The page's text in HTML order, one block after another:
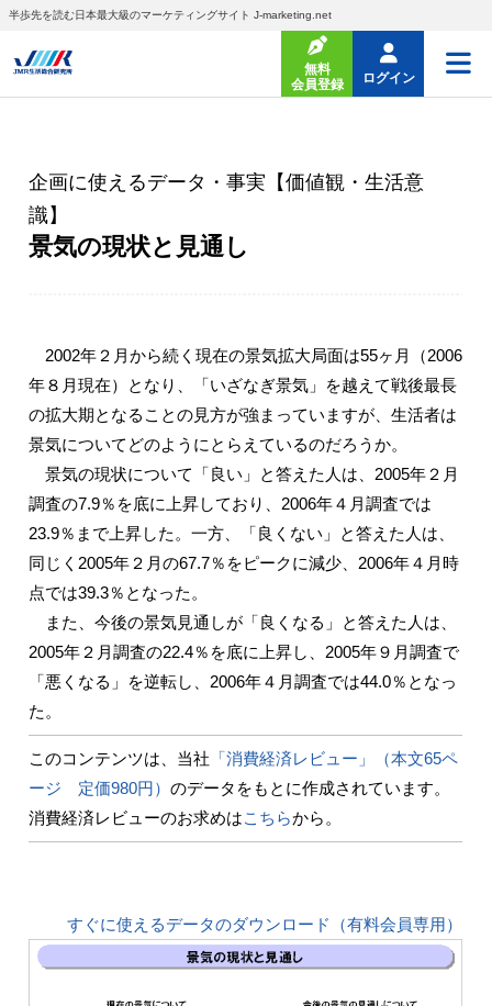
半歩先を読む日本最大級のマーケティングサイト J-marketing.net
無料
会員登録
ログイン
企画に使えるデータ・事実【価値観・生活意
識】
景気の現状と見通し
2002年２月から続く現在の景気拡大局面は55ヶ月（2006
年８月現在）となり、「いざなぎ景気」を越えて戦後最長
の拡大期となることの見方が強まっていますが、生活者は
景気についてどのようにとらえているのだろうか。
景気の現状について「良い」と答えた人は、2005年２月
調査の7.9％を底に上昇しており、2006年４月調査では
23.9％まで上昇した。一方、「良くない」と答えた人は、
同じく2005年２月の67.7％をピークに減少、2006年４月時
点では39.3％となった。
また、今後の景気見通しが「良くなる」と答えた人は、
2005年２月調査の22.4％を底に上昇し、2005年９月調査で
「悪くなる」を逆転し、2006年４月調査では44.0％となっ
た。
このコンテンツは、当社 「消費経済レビュー」（本文65ペ
ージ 定価980円）のデータをもとに作成されています。
消費経済レビューのお求めはこちらから。
すぐに使えるデータのダウンロード（有料会員専用）